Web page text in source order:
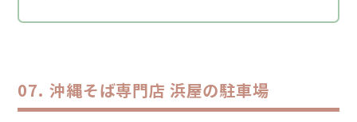
沖縄そば専門店 浜屋の駐車場